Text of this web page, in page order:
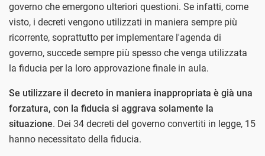
governo che emergono ulteriori questioni. Se infatti, come
visto, i decreti vengono utilizzati in maniera sempre più
ricorrente, soprattutto per implementare l'agenda di
governo, succede sempre più spesso che venga utilizzata
la fiducia per la loro approvazione finale in aula.
Se utilizzare il decreto in maniera inappropriata è già una
forzatura, con la fiducia si aggrava solamente la
situazione. Dei 34 decreti del governo convertiti in legge, 15
hanno necessitato della fiducia.